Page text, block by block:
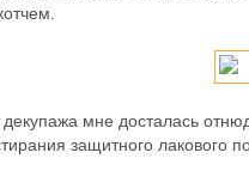
мне досталась
защитного лакового